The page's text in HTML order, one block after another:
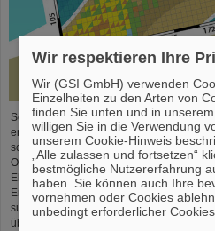
Seit der Jahrtausendwende wurden sechs
entdeckt und in das Periodensystem der
schlechthin, aufgenommen. Diese neuen
Ordnungszahlen von bis zu 118 und sind
Element mit der höchsten Ordnungszahl
Erde vorkommt. Dies wirft Fragen auf,
superschweren Spezies noch auf ihre
überhaupt – eine ...
Wir respektieren Ihre
Wir (GSI GmbH) verwenden
Einzelheiten zu den Arten von
finden Sie unten und in
willigen Sie in die Verwendung
unserem Cookie-Hinweis
„Alle zulassen und fortsetzen“
bestmögliche Nutzererfahrung
haben. Sie können auch Ihre
vornehmen oder Cookies
unbedingt erforderlicher